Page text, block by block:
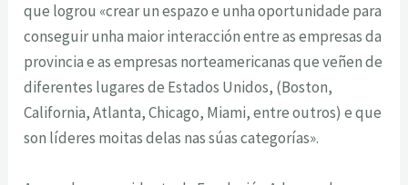
que logrou «crear un espazo e unha oportunidade para
conseguir unha maior interacción entre as empresas da
provincia e as empresas norteamericanas que veñen de
diferentes lugares de Estados Unidos, (Boston,
California, Atlanta, Chicago, Miami, entre outros) e que
son líderes moitas delas nas súas categorías».